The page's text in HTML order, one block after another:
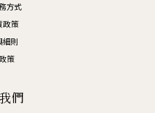
方式
政策
細則
策
們